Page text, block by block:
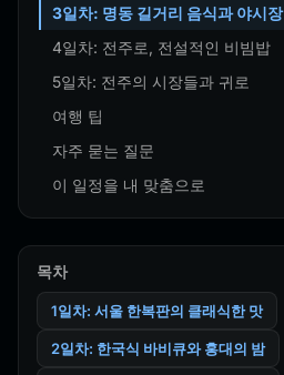
3일차: 명동 길거리 음식과 야시장
4일차: 전주로, 전설적인 비빔밥
5일차: 전주의 시장들과 귀로
여행 팁
자주 묻는 질문
이 일정을 내 맞춤으로
목차
1일차: 서울 한복판의 클래식한 맛
2일차: 한국식 바비큐와 홍대의 밤